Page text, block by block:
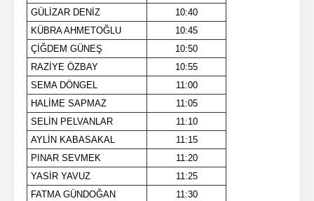
GÜLİZAR DENİZ
10:40
KÜBRA AHMETOĞLU
10:45
ÇİĞDEM GÜNEŞ
10:50
RAZİYE ÖZBAY
10:55
SEMA DÖNGEL
11:00
HALİME SAPMAZ
11:05
SELİN PELVANLAR
11:10
AYLİN KABASAKAL
11:15
PINAR SEVMEK
11:20
YASİR YAVUZ
11:25
FATMA GÜNDOĞAN
11:30